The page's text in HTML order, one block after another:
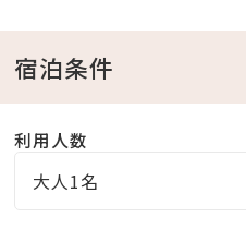
♪
チェックイン後、お部屋
行！
□ご家族に人気の屋外プー
宿泊条件
利用人数
大人1名